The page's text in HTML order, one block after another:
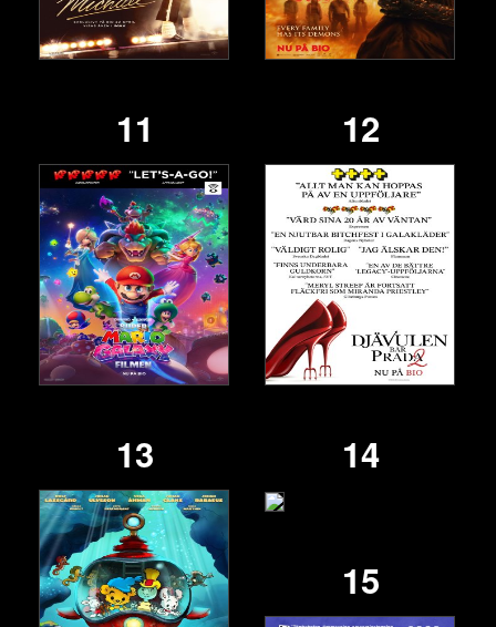
11 12
13 14
15